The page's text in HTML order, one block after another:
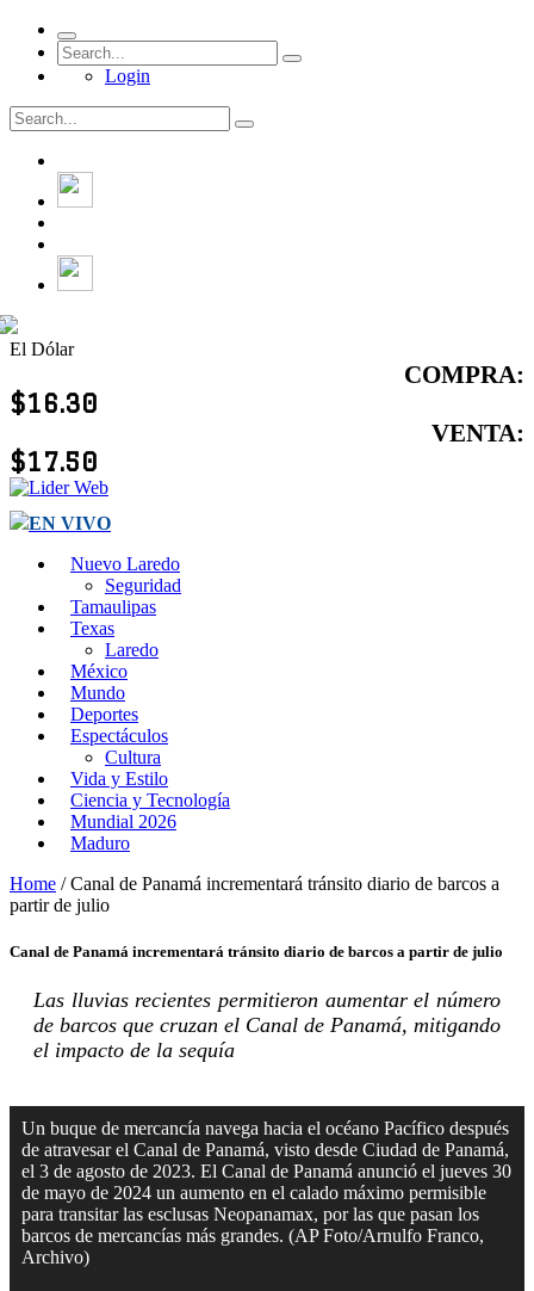
Login
El Dólar
COMPRA:
$16.30
VENTA:
$17.50
EN VIVO
Nuevo Laredo
Seguridad
Tamaulipas
Texas
Laredo
México
Mundo
Deportes
Espectáculos
Cultura
Vida y Estilo
Ciencia y Tecnología
Mundial 2026
Maduro
Home / Canal de Panamá incrementará tránsito diario de barcos a
partir de julio
Canal de Panamá incrementará tránsito diario de barcos a partir de julio
Las lluvias recientes permitieron aumentar el número
de barcos que cruzan el Canal de Panamá, mitigando
el impacto de la sequía
Un buque de mercancía navega hacia el océano Pacífico después
de atravesar el Canal de Panamá, visto desde Ciudad de Panamá,
el 3 de agosto de 2023. El Canal de Panamá anunció el jueves 30
de mayo de 2024 un aumento en el calado máximo permisible
para transitar las esclusas Neopanamax, por las que pasan los
barcos de mercancías más grandes. (AP Foto/Arnulfo Franco,
Archivo)